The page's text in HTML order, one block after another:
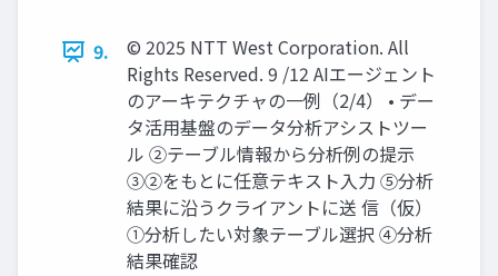
9.
© 2025 NTT West Corporation. All
Rights Reserved. 9 /12 AIエージェント
のアーキテクチャの一例（2/4） • デー
タ活用基盤のデータ分析アシストツー
ル ②テーブル情報から分析例の提示
③②をもとに任意テキスト入力 ⑤分析
結果に沿うクライアントに送 信（仮）
①分析したい対象テーブル選択 ④分析
結果確認